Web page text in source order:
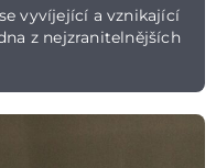
vyvíjející a vznikající
z nejzranitelnějších